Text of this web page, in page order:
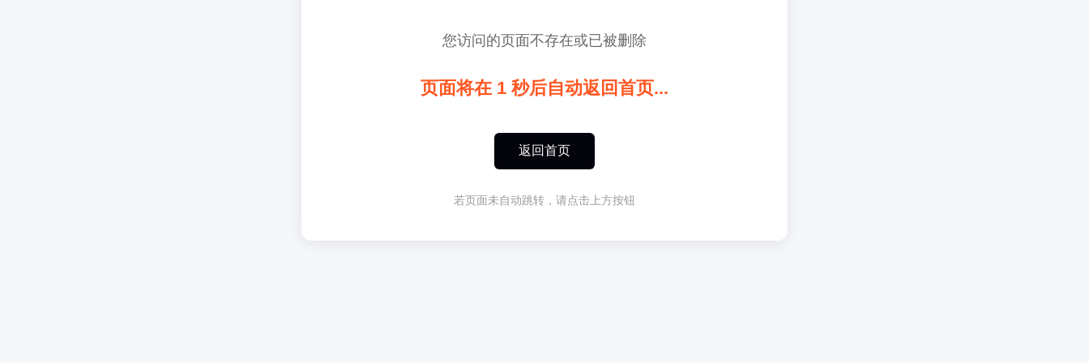
您访问的页面不存在或已被删除
页面将在 1 秒后自动返回首页...
返回首页
若页面未自动跳转，请点击上方按钮